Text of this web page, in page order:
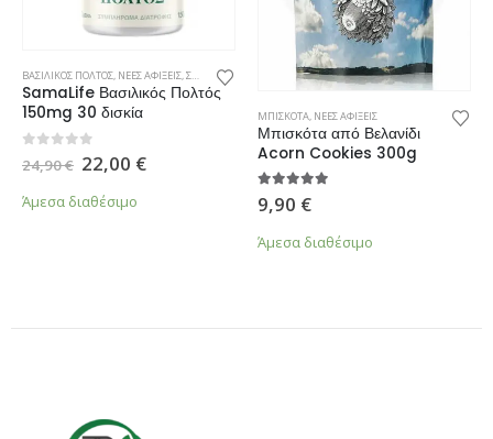
ΒΑΣΙΛΙΚΟΣ ΠΟΛΤΟΣ, ΝΕΕΣ ΑΦΙΞΕΙΣ,ΣΥΜΠΛΗΡΩΜΑΤΑ ΔΙΑΤΡΟΦΗΣ
SamaLife Βασιλικός Πολτός
150mg 30 δισκία
24,90€ Original
price
was:
24,90 €.
22,00 €Η
Άμεσα διαθέσιμο
ΜΠΙΣΚΟΤΑ, ΝΕΕΣ ΑΦΙΞΕΙΣ
Μπισκότα από Βελανίδι
Acorn Cookies 300g
5.00από 5
9,90 €
Άμεσα διαθέσιμο